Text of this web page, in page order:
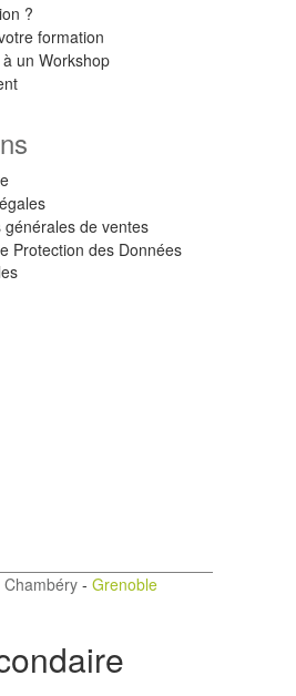
?
formation
un Workshop
générales de ventes
Protection des Données
Chambéry- Grenoble